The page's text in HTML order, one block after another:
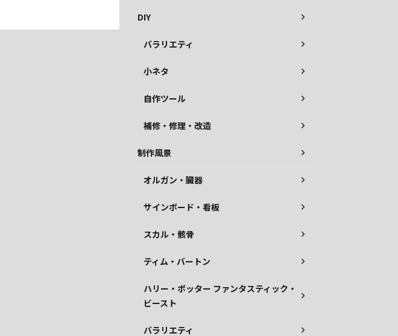
DIY
バラリエティ
小ネタ
自作ツール
補修・修理・改造
制作風景
オルガン・臓器
サインボード・看板
スカル・骸骨
ティム・バートン
ハリー・ポッター ファンタスティック・
ビースト
バラリエティ